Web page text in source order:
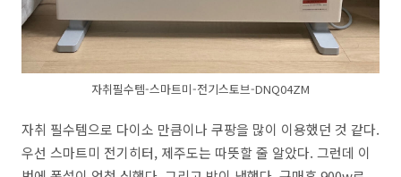
자취필수템-스마트미-전기스토브-DNQ04ZM
자취 필수템으로 다이소 만큼이나 쿠팡을 많이 이용했던 것 같다.
우선 스마트미 전기히터, 제주도는 따뜻할 줄 알았다. 그런데 이